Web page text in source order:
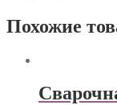
Похожие